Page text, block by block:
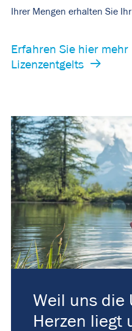
Ihrer Mengen erhalten Sie
Erfahren Sie hier
Lizenzentgelts
Weil uns die
Herzen liegt